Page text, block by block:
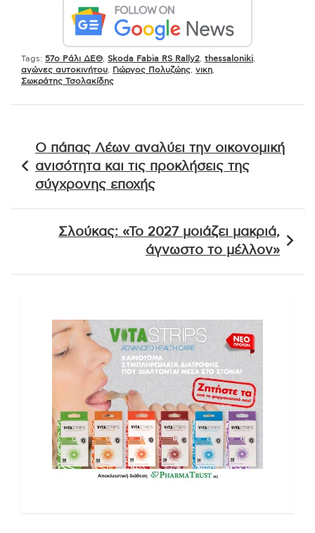
Tags: 57ο Ράλι ΔΕΘ Skoda Fabia RS Rally2 thessaloniki
αγώνες αυτοκινήτου
Γιώργος Πολυζώης νικη
Σωκράτης Τσολακίδης
άρθρων
Ο πάπας Λέων αναλύει την οικονομική
ανισότητα και τις προκλήσεις της
σύγχρονης εποχής
Σλούκας: «Το 2027 μοιάζει μακριά,
άγνωστο το μέλλον»